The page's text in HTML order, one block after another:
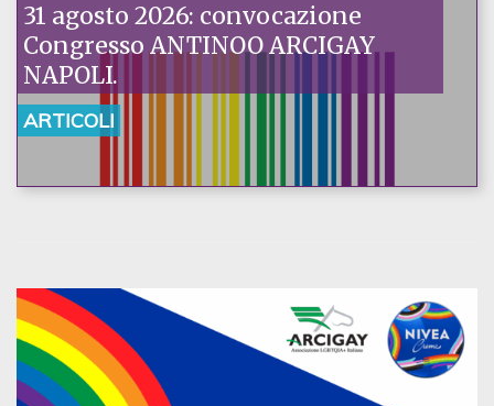
31 agosto 2026: convocazione
Congresso ANTINOO ARCIGAY
NAPOLI.
ARTICOLI